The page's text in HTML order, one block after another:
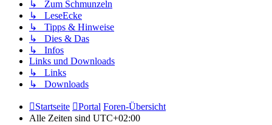
↳ Zum Schmunzeln
↳ LeseEcke
↳ Tipps & Hinweise
↳ Dies & Das
↳ Infos
Links und Downloads
↳ Links
↳ Downloads
Startseite Portal Foren-Übersicht
Alle Zeiten sind UTC+02:00